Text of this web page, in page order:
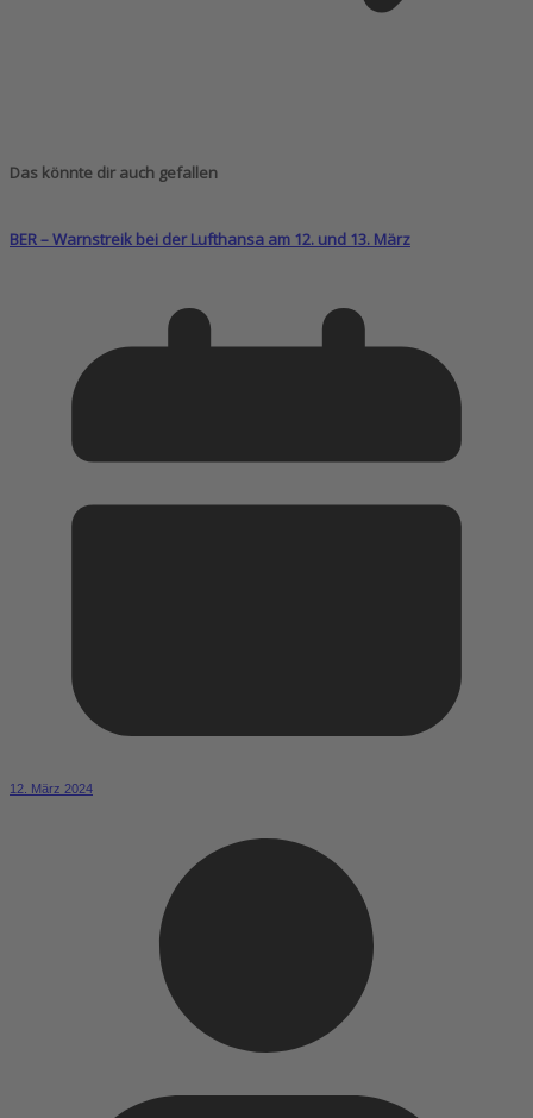
Das könnte dir auch gefallen
BER – Warnstreik bei der Lufthansa am 12. und 13. März
12. März 2024